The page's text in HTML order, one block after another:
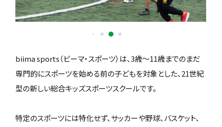
biima sports（ビーマ・スポーツ）は、3歳〜11歳までのまだ
専門的にスポーツを始める前の子どもを対象とした、21世紀
型の新しい総合キッズスポーツスクールです。
特定のスポーツには特化せず、サッカーや野球、バスケット、